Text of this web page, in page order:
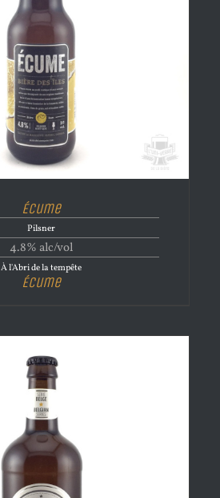
Écume
Pilsner
4.8% alc/vol
À l'Abri de la tempête
Écume